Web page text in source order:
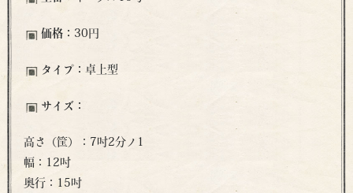
価格： 30円
タイプ：卓上型
サイズ：
高さ（筐）：7吋2分ノ1
幅：12吋
奥行：15吋